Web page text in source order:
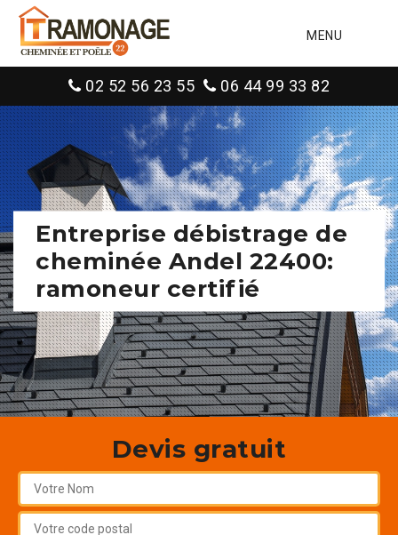
MENU
02 52 56 23 55 06 44 99 33 82
Entreprise débistrage de
cheminée Andel 22400:
ramoneur certifié
Devis gratuit